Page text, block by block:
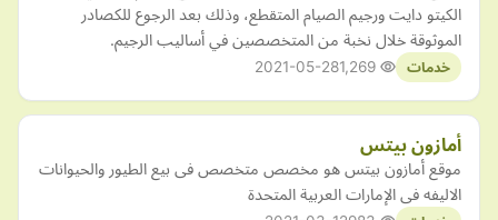
الكيتو دايت ورجيم الصيام المتقطع، وذلك بعد الرجوع للكصادر
الموثوقة خلال نخبة من المتخصصين في أساليب الرجيم.
خدمات 2021-05-28
أمازون بيتس
موقع أمازون بيتس هو مخصص متخصص فى بيع الطيور والحيوانات
الاليفه فى الإمارات العربية المتحدة